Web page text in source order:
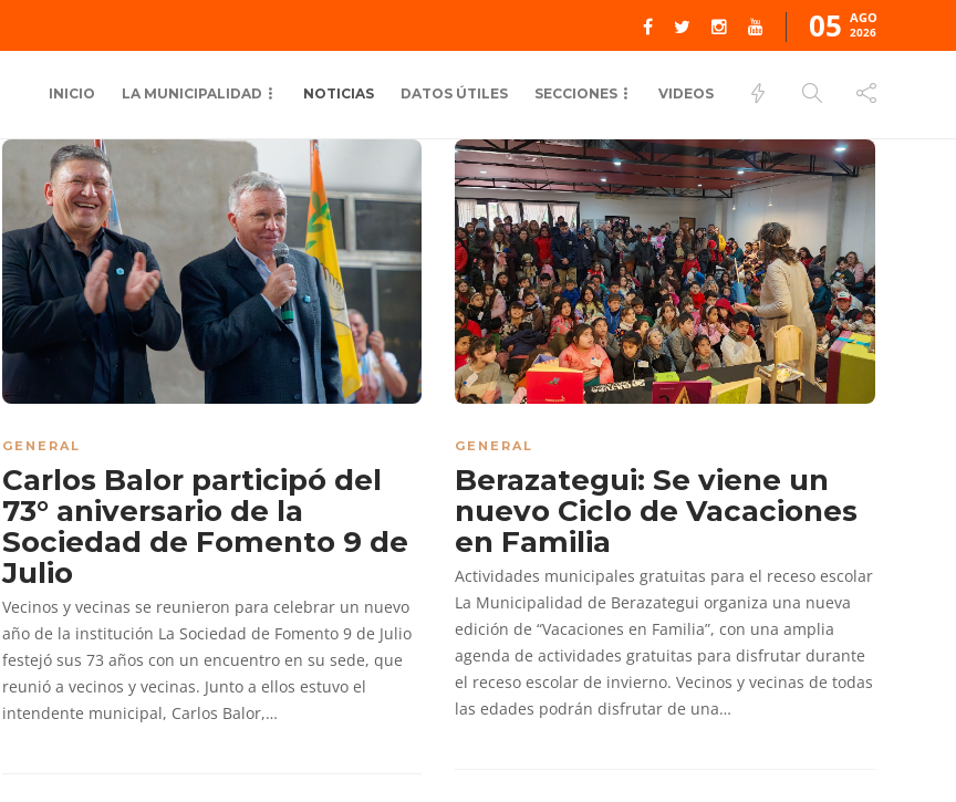
05 AGO
2026
INICIO LA MUNICIPALIDAD NOTICIAS DATOS ÚTILES SECCIONES VIDEOS
GENERAL
Carlos Balor participó del
73° aniversario de la
Sociedad de Fomento 9 de
Julio
Vecinos y vecinas se reunieron para celebrar un nuevo
año de la institución La Sociedad de Fomento 9 de Julio
festejó sus 73 años con un encuentro en su sede, que
reunió a vecinos y vecinas. Junto a ellos estuvo el
intendente municipal, Carlos Balor,…
GENERAL
Berazategui: Se viene un
nuevo Ciclo de Vacaciones
en Familia
Actividades municipales gratuitas para el receso escolar
La Municipalidad de Berazategui organiza una nueva
edición de “Vacaciones en Familia”, con una amplia
agenda de actividades gratuitas para disfrutar durante
el receso escolar de invierno. Vecinos y vecinas de todas
las edades podrán disfrutar de una…